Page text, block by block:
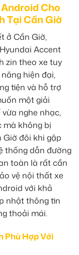
Cho
Tại Cần Giờ
ở Cần Giờ,
Accent
zin theo xe tuy
hiện đại,
tiện và hỗ trợ
một giải
nghe nhạc,
mà không bị
Giờ đôi khi gặp
thống dẫn đường
toàn là rất cần
vệ nội thất xe
với khả
nhật thông tin
thoải mái.
Phù Hợp Với